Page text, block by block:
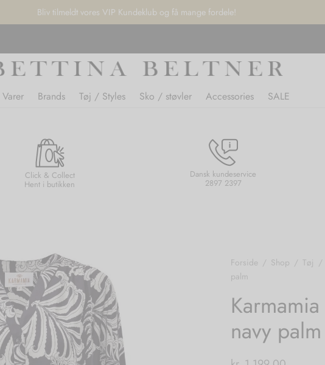
Bliv tilmeldt vores VIP Kundeklub og få mange fordele!
Brands Tøj / Styles Sko / støvler Accessories SALE
Click & Collect
Hent i butikken
Dansk kundeservice
2897 2397
Forside / Shop / Tøj /
palm
navy palm